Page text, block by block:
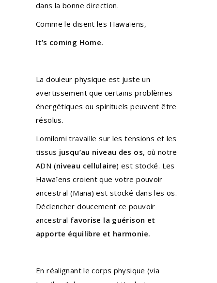
dans la bonne direction.
Comme le disent les Hawaïens,
It’s coming Home.
La douleur physique est juste un
avertissement que certains problèmes
énergétiques ou spirituels peuvent être
résolus.
Lomilomi travaille sur les tensions et les
tissus jusqu’au niveau des os, où notre
ADN (niveau cellulaire) est stocké. Les
Hawaïens croient que votre pouvoir
ancestral (Mana) est stocké dans les os.
Déclencher doucement ce pouvoir
ancestral favorise la guérison et
apporte équilibre et harmonie.
En réalignant le corps physique (via